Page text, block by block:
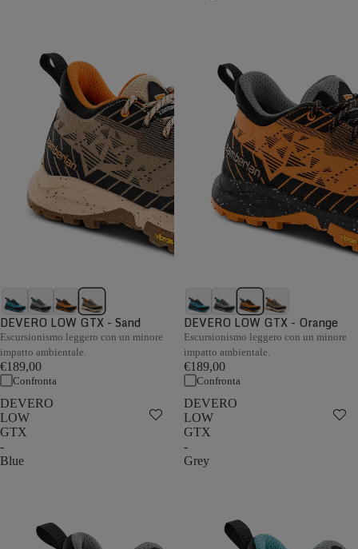
DEVERO LOW GTX - Sand
Escursionismo leggero con un minore
impatto ambientale.
€189,00
Confronta
DEVERO LOW GTX - Orange
Escursionismo leggero con un minore
impatto ambientale.
€189,00
Confronta
DEVERO
LOW
GTX
-
Blue
DEVERO
LOW
GTX
-
Grey